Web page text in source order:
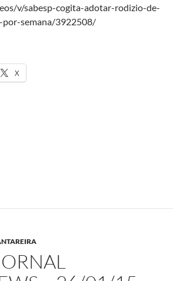
v/sabesp-cogita-adotar-rodizio-de-
por-semana/3922508/
X